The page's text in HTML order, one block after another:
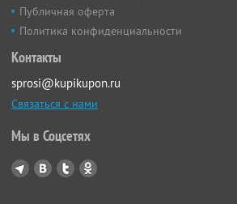
Публичная оферта
Политика конфиденциальности
Контакты
sprosi@kupikupon.ru
Связаться с нами
Мы в Соцсетях